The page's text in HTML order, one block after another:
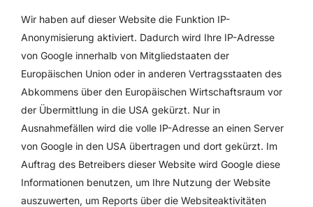
Wir haben auf dieser Website die Funktion IP-
Anonymisierung aktiviert. Dadurch wird Ihre IP-Adresse
von Google innerhalb von Mitgliedstaaten der
Europäischen Union oder in anderen Vertragsstaaten des
Abkommens über den Europäischen Wirtschaftsraum vor
der Übermittlung in die USA gekürzt. Nur in
Ausnahmefällen wird die volle IP-Adresse an einen Server
von Google in den USA übertragen und dort gekürzt. Im
Auftrag des Betreibers dieser Website wird Google diese
Informationen benutzen, um Ihre Nutzung der Website
auszuwerten, um Reports über die Websiteaktivitäten